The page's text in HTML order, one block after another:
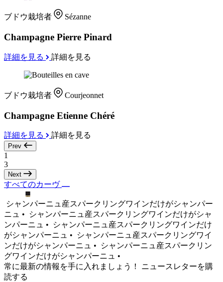
ブドウ栽培者 Sézanne
Champagne Pierre Pinard
詳細を見る 詳細を見る
ブドウ栽培者 Courjeonnet
Champagne Etienne Chéré
詳細を見る 詳細を見る
Prev
1
3
Next
すべてのカーヴ
シャンパーニュ産スパークリングワインだけがシャンパー
ニュ •
シャンパーニュ産スパークリングワインだけがシャ
ンパーニュ •
シャンパーニュ産スパークリングワインだけ
がシャンパーニュ •
シャンパーニュ産スパークリングワイ
ンだけがシャンパーニュ •
シャンパーニュ産スパークリン
グワインだけがシャンパーニュ •
常に最新の情報を手に入れましょう！ ニュースレターを購
読する